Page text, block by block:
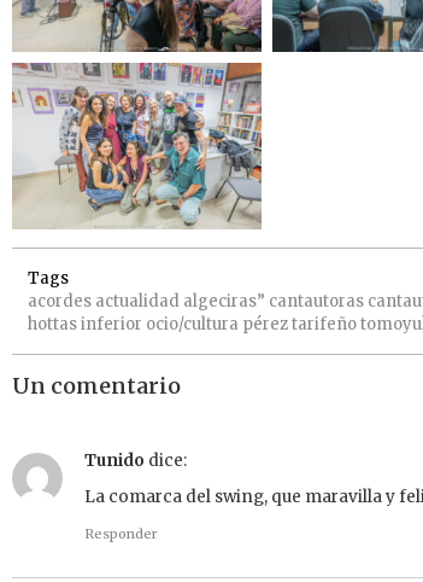
Tags
acordes actualidad algeciras” cantautoras
hottasinferior ocio/cultura péreztarifeño
Un comentario
Tunido dice:
La comarca del swing, que maravilla y
Responder